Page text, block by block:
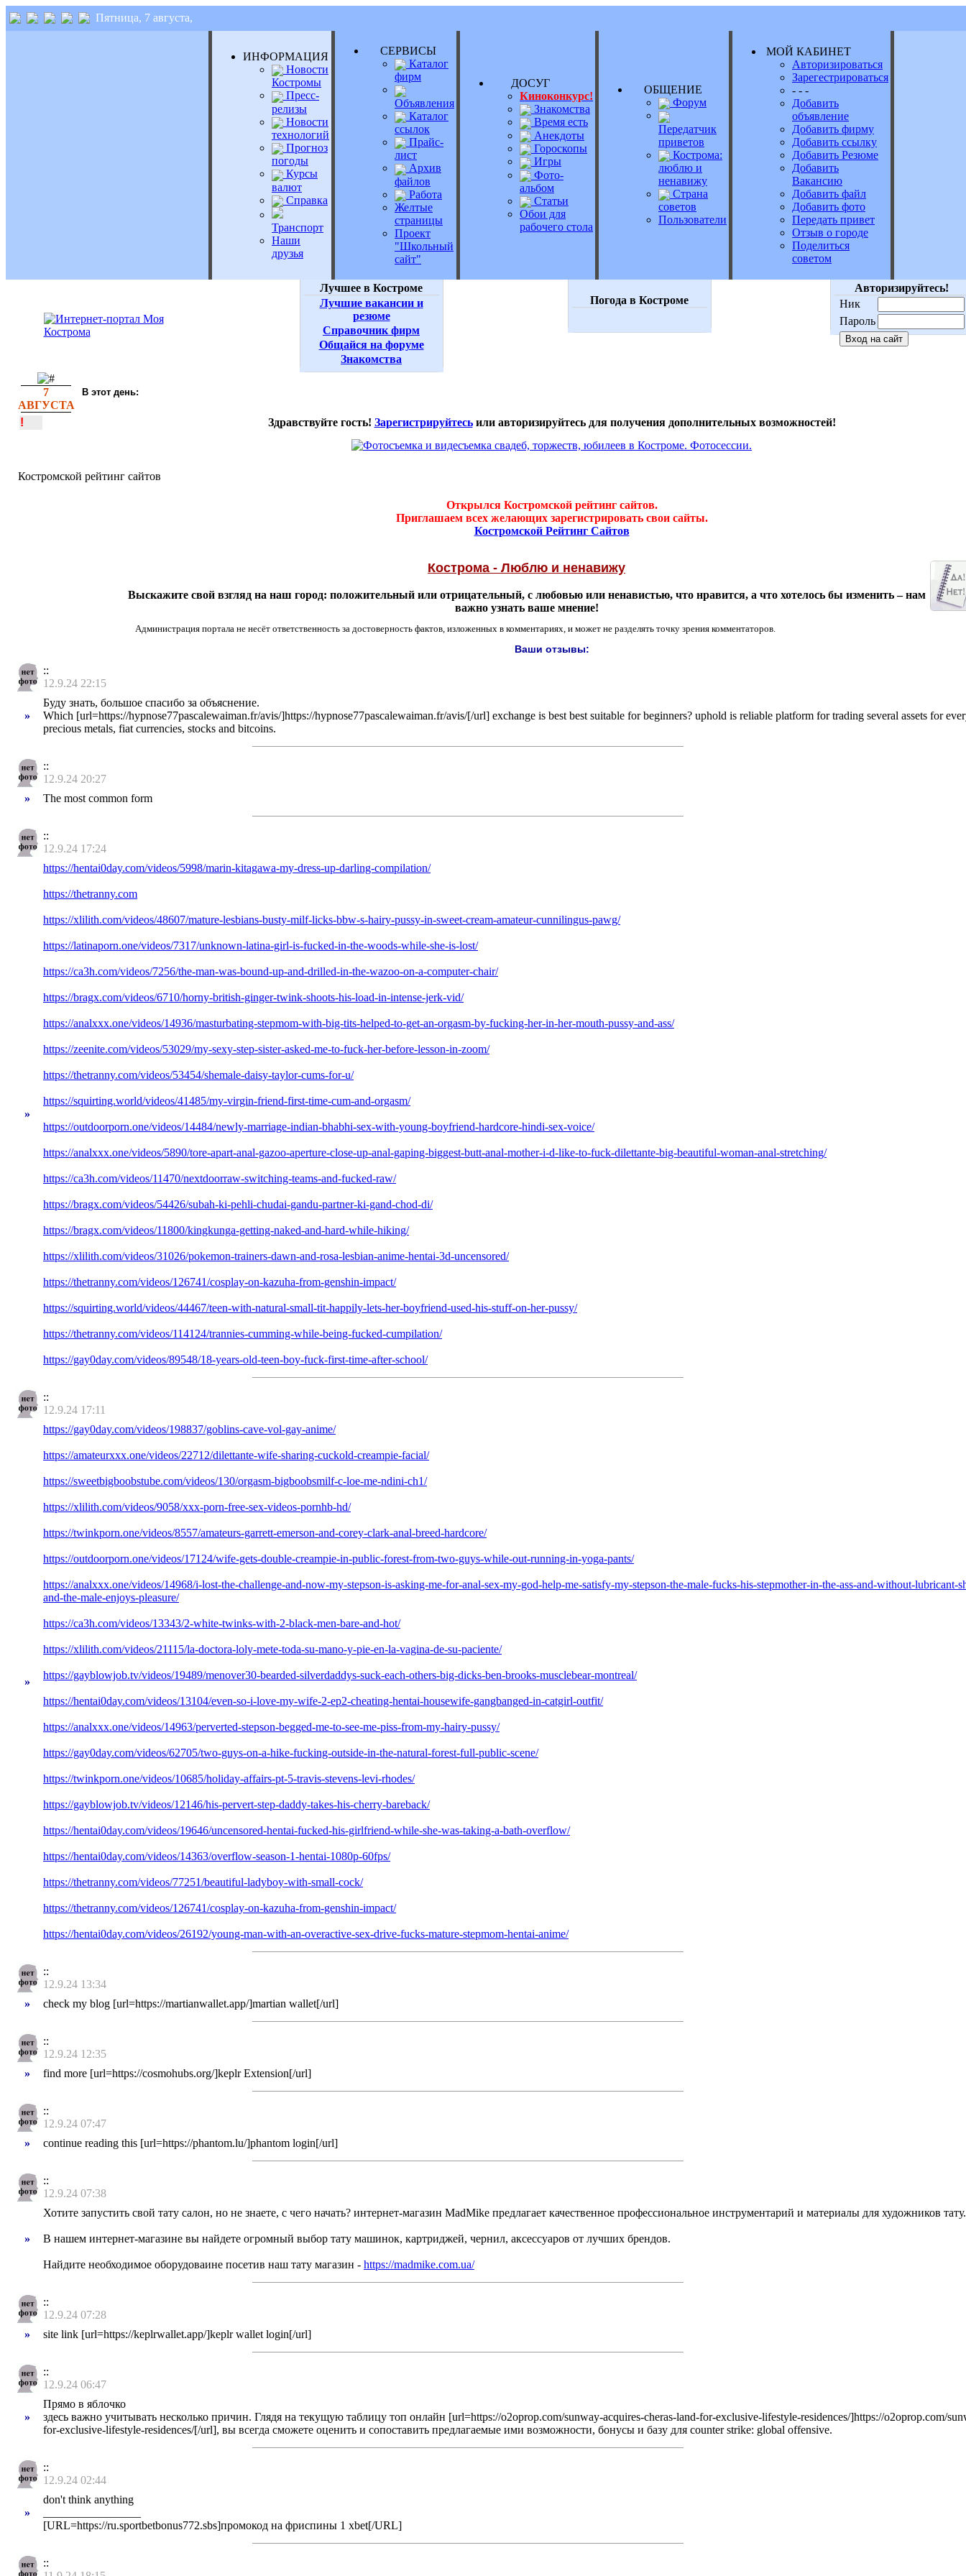
Пятница, 7 августа,
ИНФОРМАЦИЯ
Новости
Костромы
Пресс-
релизы
Новости
технологий
Прогноз
погоды
Курсы
валют
Справка
Транспорт
Наши
друзья
СЕРВИСЫ
Каталог
фирм
Объявления
Каталог
ссылок
Прайс-
лист
Архив
файлов
Работа
Желтые
страницы
Проект
"Школьный
сайт"
ДОСУГ
Киноконкурс!
Знакомства
Время есть
Анекдоты
Гороскопы
Игры
Фото-
альбом
Статьи
Обои для
рабочего стола
ОБЩЕНИЕ
Форум
Передатчик
приветов
Кострома:
люблю и
ненавижу
Страна
советов
Пользователи
МОЙ КАБИНЕТ
Авторизироваться
Зарегестрироваться
- - -
Добавить
объявление
Добавить фирму
Добавить ссылку
Добавить Резюме
Добавить
Вакансию
Добавить файл
Добавить фото
Передать привет
Отзыв о городе
Поделиться
советом
Лучшее в Костроме
Лучшие вакансии и
резюме
Справочник фирм
Общайся на форуме
Знакомства
Погода в Костроме
Авторизируйтесь!
Ник
Пароль
7
АВГУСТА
В этот день:
! Здравствуйте гость! Зарегистрируйтесьили авторизируйтесь для получения дополнительных возможностей!
Костромской рейтинг сайтов
Открылся Костромской рейтинг сайтов.
Приглашаем всех желающих зарегистрировать свои сайты.
Костромской Рейтинг Сайтов
Кострома - Люблю и ненавижу
Выскажите свой взгляд на наш город: положительный или отрицательный, с любовью или ненавистью, что нравится, а что хотелось бы изменить – нам
важно узнать ваше мнение!
Администрация портала не несёт ответственность за достоверность фактов, изложенных в комментариях, и может не разделять точку зрения комментаторов.
Ваши отзывы:
::
12.9.24 22:15
»
Буду знать, большое спасибо за объяснение.
Which [url=https://hypnose77pascalewaiman.fr/avis/]https://hypnose77pascalewaiman.fr/avis/[/url] exchange is best best suitable for beginners? uphold is reliable platform for trading several assets for
precious metals, fiat currencies, stocks and bitcoins.
::
12.9.24 20:27
»
The most common form
::
12.9.24 17:24
»
https://hentai0day.com/videos/5998/marin-kitagawa-my-dress-up-darling-compilation/
https://thetranny.com
https://xlilith.com/videos/48607/mature-lesbians-busty-milf-licks-bbw-s-hairy-pussy-in-sweet-cream-amateur-cunnilingus-pawg/
https://latinaporn.one/videos/7317/unknown-latina-girl-is-fucked-in-the-woods-while-she-is-lost/
https://ca3h.com/videos/7256/the-man-was-bound-up-and-drilled-in-the-wazoo-on-a-computer-chair/
https://bragx.com/videos/6710/horny-british-ginger-twink-shoots-his-load-in-intense-jerk-vid/
https://analxxx.one/videos/14936/masturbating-stepmom-with-big-tits-helped-to-get-an-orgasm-by-fucking-her-in-her-mouth-pussy-and-ass/
https://zeenite.com/videos/53029/my-sexy-step-sister-asked-me-to-fuck-her-before-lesson-in-zoom/
https://thetranny.com/videos/53454/shemale-daisy-taylor-cums-for-u/
https://squirting.world/videos/41485/my-virgin-friend-first-time-cum-and-orgasm/
https://outdoorporn.one/videos/14484/newly-marriage-indian-bhabhi-sex-with-young-boyfriend-hardcore-hindi-sex-voice/
https://analxxx.one/videos/5890/tore-apart-anal-gazoo-aperture-close-up-anal-gaping-biggest-butt-anal-mother-i-d-like-to-fuck-dilettante-big-beautiful-woman-anal-stretching/
https://ca3h.com/videos/11470/nextdoorraw-switching-teams-and-fucked-raw/
https://bragx.com/videos/54426/subah-ki-pehli-chudai-gandu-partner-ki-gand-chod-di/
https://bragx.com/videos/11800/kingkunga-getting-naked-and-hard-while-hiking/
https://xlilith.com/videos/31026/pokemon-trainers-dawn-and-rosa-lesbian-anime-hentai-3d-uncensored/
https://thetranny.com/videos/126741/cosplay-on-kazuha-from-genshin-impact/
https://squirting.world/videos/44467/teen-with-natural-small-tit-happily-lets-her-boyfriend-used-his-stuff-on-her-pussy/
https://thetranny.com/videos/114124/trannies-cumming-while-being-fucked-cumpilation/
https://gay0day.com/videos/89548/18-years-old-teen-boy-fuck-first-time-after-school/
::
12.9.24 17:11
»
https://gay0day.com/videos/198837/goblins-cave-vol-gay-anime/
https://amateurxxx.one/videos/22712/dilettante-wife-sharing-cuckold-creampie-facial/
https://sweetbigboobstube.com/videos/130/orgasm-bigboobsmilf-c-loe-me-ndini-ch1/
https://xlilith.com/videos/9058/xxx-porn-free-sex-videos-pornhb-hd/
https://twinkporn.one/videos/8557/amateurs-garrett-emerson-and-corey-clark-anal-breed-hardcore/
https://outdoorporn.one/videos/17124/wife-gets-double-creampie-in-public-forest-from-two-guys-while-out-running-in-yoga-pants/
https://analxxx.one/videos/14968/i-lost-the-challenge-and-now-my-stepson-is-asking-me-for-anal-sex-my-god-help-me-satisfy-my-stepson-the-male-fucks-his-stepmother-in-the-ass-and-without-lubricant-
and-the-male-enjoys-pleasure/
https://ca3h.com/videos/13343/2-white-twinks-with-2-black-men-bare-and-hot/
https://xlilith.com/videos/21115/la-doctora-loly-mete-toda-su-mano-y-pie-en-la-vagina-de-su-paciente/
https://gayblowjob.tv/videos/19489/menover30-bearded-silverdaddys-suck-each-others-big-dicks-ben-brooks-musclebear-montreal/
https://hentai0day.com/videos/13104/even-so-i-love-my-wife-2-ep2-cheating-hentai-housewife-gangbanged-in-catgirl-outfit/
https://analxxx.one/videos/14963/perverted-stepson-begged-me-to-see-me-piss-from-my-hairy-pussy/
https://gay0day.com/videos/62705/two-guys-on-a-hike-fucking-outside-in-the-natural-forest-full-public-scene/
https://twinkporn.one/videos/10685/holiday-affairs-pt-5-travis-stevens-levi-rhodes/
https://gayblowjob.tv/videos/12146/his-pervert-step-daddy-takes-his-cherry-bareback/
https://hentai0day.com/videos/19646/uncensored-hentai-fucked-his-girlfriend-while-she-was-taking-a-bath-overflow/
https://hentai0day.com/videos/14363/overflow-season-1-hentai-1080p-60fps/
https://thetranny.com/videos/77251/beautiful-ladyboy-with-small-cock/
https://thetranny.com/videos/126741/cosplay-on-kazuha-from-genshin-impact/
https://hentai0day.com/videos/26192/young-man-with-an-overactive-sex-drive-fucks-mature-stepmom-hentai-anime/
::
12.9.24 13:34
»
check my blog [url=https://martianwallet.app/]martian wallet[/url]
::
12.9.24 12:35
»
find more [url=https://cosmohubs.org/]keplr Extension[/url]
::
12.9.24 07:47
»
continue reading this [url=https://phantom.lu/]phantom login[/url]
::
12.9.24 07:38
»
Хотите запустить свой тату салон, но не знаете, с чего начать? интернет-магазин MadMike предлагает качественное профессиональное инструментарий и материалы для художников тату.
В нашем интернет-магазине вы найдете огромный выбор тату машинок, картриджей, чернил, аксессуаров от лучших брендов.
Найдите необходимое оборудоваине посетив наш тату магазин - https://madmike.com.ua/
::
12.9.24 07:28
»
site link [url=https://keplrwallet.app/]keplr wallet login[/url]
::
12.9.24 06:47
»
Прямо в яблочко
здесь важно учитывать несколько причин. Глядя на текущую таблицу топ онлайн [url=https://o2oprop.com/sunway-acquires-cheras-land-for-exclusive-lifestyle-residences/]https://o2oprop.com/
for-exclusive-lifestyle-residences/[/url], вы всегда сможете оценить и сопоставить предлагаемые ими возможности, бонусы и базу для counter strike: global offensive.
::
12.9.24 02:44
»
don't think anything
[URL=https://ru.sportbetbonus772.sbs]промокод на фриспины 1 xbet[/URL]
::